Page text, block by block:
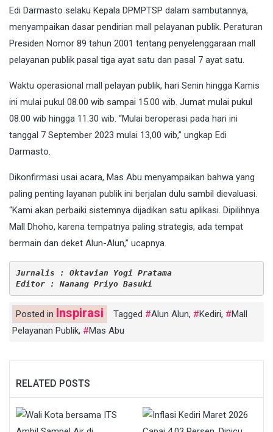
Edi Darmasto selaku Kepala DPMPTSP dalam sambutannya,
menyampaikan dasar pendirian mall pelayanan publik. Peraturan
Presiden Nomor 89 tahun 2001 tentang penyelenggaraan mall
pelayanan publik pasal tiga ayat satu dan pasal 7 ayat satu.
Waktu operasional mall pelayan publik, hari Senin hingga Kamis
ini mulai pukul 08.00 wib sampai 15.00 wib. Jumat mulai pukul
08.00 wib hingga 11.30 wib. “Mulai beroperasi pada hari ini
tanggal 7 September 2023 mulai 13,00 wib,” ungkap Edi
Darmasto.
Dikonfirmasi usai acara, Mas Abu menyampaikan bahwa yang
paling penting layanan publik ini berjalan dulu sambil dievaluasi.
“Kami akan perbaiki sistemnya dijadikan satu aplikasi. Dipilihnya
Mall Dhoho, karena tempatnya paling strategis, ada tempat
bermain dan deket Alun-Alun,” ucapnya.
Jurnalis : Oktavian Yogi Pratama
Editor : Nanang Priyo Basuki
Posted in Inspirasi Tagged Alun Alun, Kediri,
Mall
Pelayanan Publik, Mas Abu
RELATED POSTS